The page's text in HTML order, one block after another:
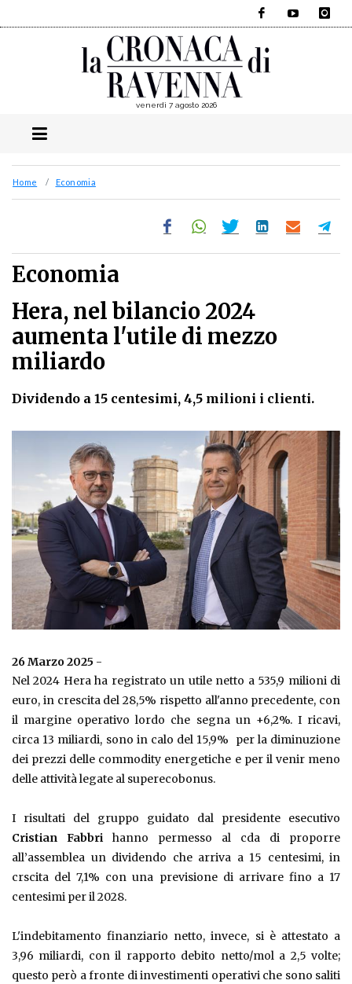
venerdì 7 agosto 2026
Home Economia
Economia
Hera, nel bilancio 2024
aumenta l'utile di mezzo
miliardo
Dividendo a 15 centesimi, 4,5 milioni i clienti.
26 Marzo 2025 -
Nel 2024 Hera ha registrato un utile netto a 535,9 milioni di
euro, in crescita del 28,5% rispetto all'anno precedente, con
il margine operativo lordo che segna un +6,2%. I ricavi,
circa 13 miliardi, sono in calo del 15,9% per la diminuzione
dei prezzi delle commodity energetiche e per il venir meno
delle attività legate al superecobonus.
I risultati del gruppo guidato dal presidente esecutivo
Cristian
Fabbri hanno permesso al cda di proporre
all’assemblea un dividendo che arriva a 15 centesimi, in
crscita del 7,1% con una previsione di arrivare fino a 17
centesimi per il 2028.
L'indebitamento finanziario netto, invece, si è attestato a
3,96 miliardi, con il rapporto debito netto/mol a 2,5 volte;
questo però a fronte di investimenti operativi che sono saliti